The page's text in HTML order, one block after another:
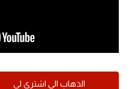
الذهاب الى اشتري لي